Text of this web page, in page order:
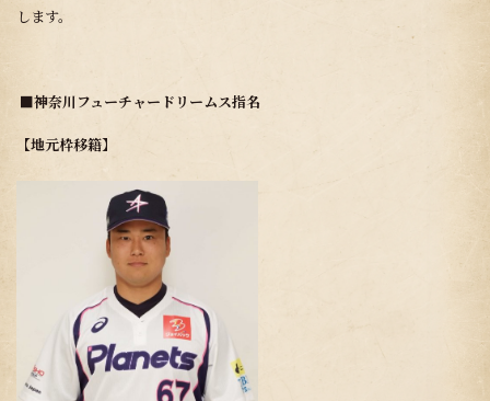
します。
■神奈川フューチャードリームス指名
【地元枠移籍】